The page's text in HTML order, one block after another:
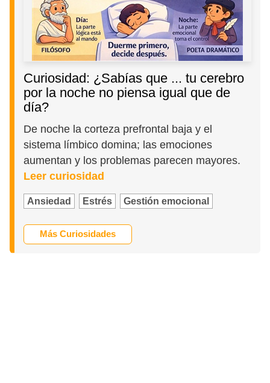
Curiosidad: ¿Sabías que ... tu cerebro
por la noche no piensa igual que de
día?
De noche la corteza prefrontal baja y el
sistema límbico domina; las emociones
aumentan y los problemas parecen mayores.
Leer curiosidad
Ansiedad Estrés Gestión emocional
Más Curiosidades